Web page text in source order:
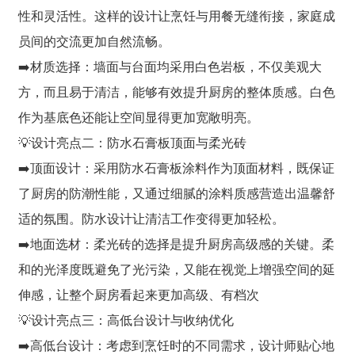
性和灵活性。这样的设计让烹饪与用餐无缝衔接，家庭成
员间的交流更加自然流畅。
➡️材质选择：墙面与台面均采用白色岩板，不仅美观大
方，而且易于清洁，能够有效提升厨房的整体质感。白色
作为基底色还能让空间显得更加宽敞明亮。
💡设计亮点二：防水石膏板顶面与柔光砖
➡️顶面设计：采用防水石膏板涂料作为顶面材料，既保证
了厨房的防潮性能，又通过细腻的涂料质感营造出温馨舒
适的氛围。防水设计让清洁工作变得更加轻松。
➡️地面选材：柔光砖的选择是提升厨房高级感的关键。柔
和的光泽度既避免了光污染，又能在视觉上增强空间的延
伸感，让整个厨房看起来更加高级、有档次
💡设计亮点三：高低台设计与收纳优化
➡️高低台设计：考虑到烹饪时的不同需求，设计师贴心地